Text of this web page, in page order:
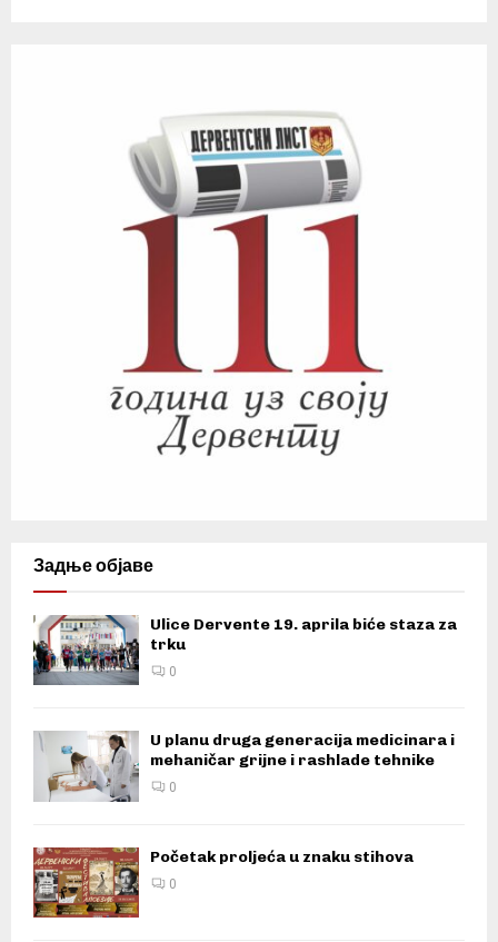
Задње објаве
Ulice Dervente 19. aprila biće staza za
trku
0
U planu druga generacija medicinara i
mehaničar grijne i rashlade tehnike
0
Početak proljeća u znaku stihova
0